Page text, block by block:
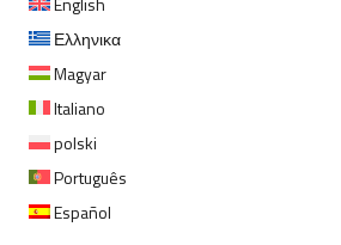
Ελληνικα
Magyar
Italiano
polski
Português
Español